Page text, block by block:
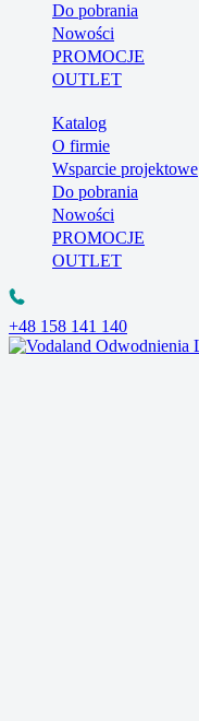
Do pobrania
Nowości
PROMOCJE
OUTLET
Katalog
O firmie
Wsparcie projektowe
Do pobrania
Nowości
PROMOCJE
OUTLET
+48 158 141 140